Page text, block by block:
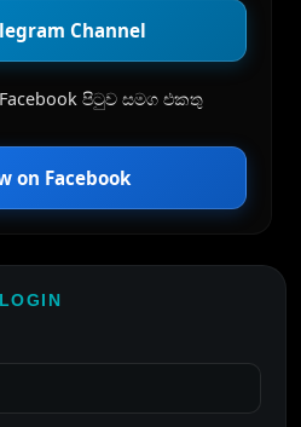
Channel
පිටුව සමග එකතු
on Facebook
LOGIN